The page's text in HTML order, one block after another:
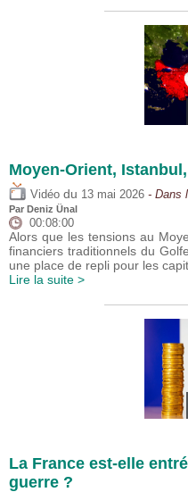
Moyen-Orient,
Vidéo du 13 mai 2026 - Dans
Par Deniz Ünal
00:08:00
Alors que les tensions au
financiers traditionnels du
une place de repli pour les
Lire la suite >
La France est-elle
guerre ?